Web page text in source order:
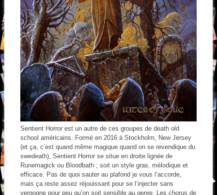
Sentient Horror est un autre de ces groupes de death old
school américains. Formé en 2016 à Stockholm, New Jersey
(et ça, c’est quand même magique quand on se revendique du
swedeath), Sentient Horror se situe en droite lignée de
Runemagick ou Bloodbath ; soit un style gras, mélodique et
efficace. Pas de quoi sauter au plafond je vous l’accorde,
mais ça reste assez réjouissant pour se l’injecter sans
vergogne pour peu qu’on soit sensible au genre. Les chorus de